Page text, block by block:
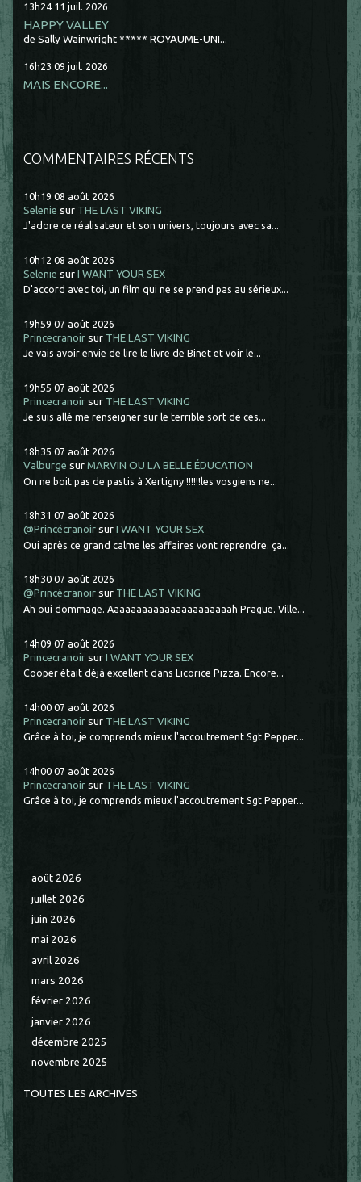
13h24 11 juil. 2026
HAPPY VALLEY
de Sally Wainwright ***** ROYAUME-UNI...
16h23 09 juil. 2026
MAIS ENCORE...
COMMENTAIRES RÉCENTS
10h19 08 août 2026
Selenie sur THE LAST VIKING
J'adore ce réalisateur et son univers, toujours avec sa...
10h12 08 août 2026
Selenie surI WANT YOUR SEX
D'accord avec toi, un film qui ne se prend pas au sérieux...
19h59 07 août 2026
Princecranoir sur THE LAST VIKING
Je vais avoir envie de lire le livre de Binet et voir le...
19h55 07 août 2026
Princecranoir sur THE LAST VIKING
Je suis allé me renseigner sur le terrible sort de ces...
18h35 07 août 2026
Valburge surMARVIN OU LA BELLE ÉDUCATION
On ne boit pas de pastis à Xertigny !!!!!!les vosgiens ne...
18h31 07 août 2026
@Princécranoir surI WANT YOUR SEX
Oui après ce grand calme les affaires vont reprendre. ça...
18h30 07 août 2026
@Princécranoir sur THE LAST VIKING
Ah oui dommage. Aaaaaaaaaaaaaaaaaaaaaah Prague. Ville...
14h09 07 août 2026
Princecranoir surI WANT YOUR SEX
Cooper était déjà excellent dans Licorice Pizza. Encore...
14h00 07 août 2026
Princecranoir sur THE LAST VIKING
Grâce à toi, je comprends mieux l'accoutrement Sgt Pepper...
14h00 07 août 2026
Princecranoir sur THE LAST VIKING
Grâce à toi, je comprends mieux l'accoutrement Sgt Pepper...
août 2026
juillet 2026
juin 2026
mai 2026
avril 2026
mars 2026
février 2026
janvier 2026
décembre 2025
novembre 2025
TOUTES LES ARCHIVES